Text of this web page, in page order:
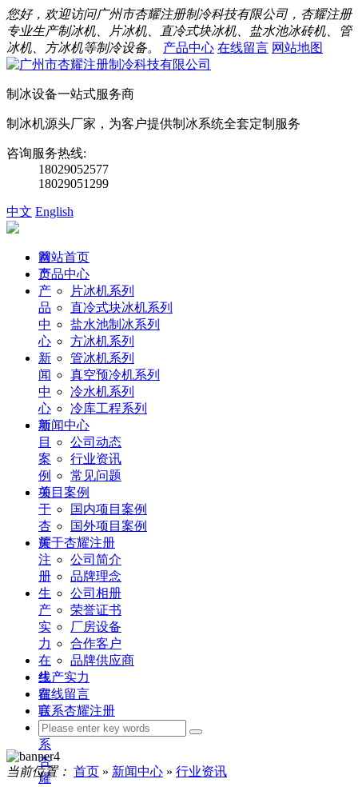
您好，欢迎访问广州市杏耀注册制冷科技有限公司，杏耀注册
专业生产制冰机、片冰机、直冷式块冰机、盐水池冰砖机、管
冰机、方冰机等制冷设备。
产品中心 在线留言 网站地图
制冰设备一站式服务商
制冰机源头厂家，为客户提供制冰系统全套定制服务
咨询服务热线:
18029052577
18029051299
中文 English
首
页
产
品
中
心
新
闻
中
心
项
目
案
例
关
于
杏
耀
注
册
生
产
实
力
在
线
留
言
联
系
杏
耀
网站首页
产品中心
片冰机系列
直冷式块冰机系列
盐水池制冰系列
方冰机系列
管冰机系列
真空预冷机系列
冷水机系列
冷库工程系列
新闻中心
公司动态
行业资讯
常见问题
项目案例
国内项目案例
国外项目案例
关于杏耀注册
公司简介
品牌理念
公司相册
荣誉证书
厂房设备
合作客户
品牌供应商
生产实力
在线留言
联系杏耀注册
当前位置： 首页 » 新闻中心 » 行业资讯